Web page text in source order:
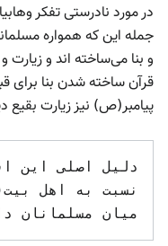
در مورد نادرستی تفکر
جمله این که همواره
و بنا می‌ساخته اند و زیارت
قرآن ساخته شدن بنا برای
پیامبر(ص) نیز زیارت بقیع
میان مسلمانان